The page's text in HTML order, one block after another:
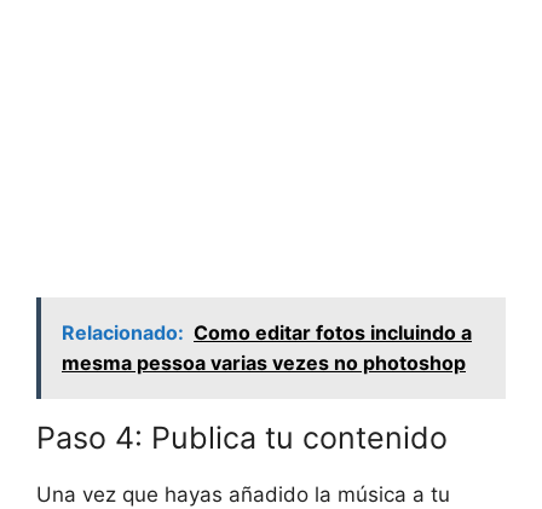
Relacionado: Como editar fotos incluindo a
mesma pessoa varias vezes no photoshop
Paso 4: Publica tu contenido
Una vez que hayas añadido la música a tu